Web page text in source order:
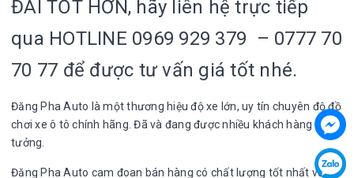
ĐÃI TỐT HƠN, hãy liên hệ trực tiếp
qua HOTLINE 0969 929 379 – 0777 70
70 77 để được tư vấn giá tốt nhé.
Đăng Pha Auto là một thương hiệu độ xe lớn, uy tín chuyên độ đồ
chơi xe ô tô chính hãng. Đã và đang được nhiều khách hàng tin
tưởng.
Đăng Pha Auto cam đoan bán hàng có chất lượng tốt nhất với